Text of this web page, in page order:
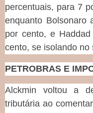
percentuais, para 7
enquanto Bolsonaro
por cento, e
cento, se isolando no
PETROBRAS E
Alckmin voltou a
tributária ao